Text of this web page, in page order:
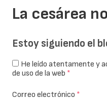
La cesárea
Estoy siguiendo el
He leído atentamente y
de uso de la web *
Correo electrónico *